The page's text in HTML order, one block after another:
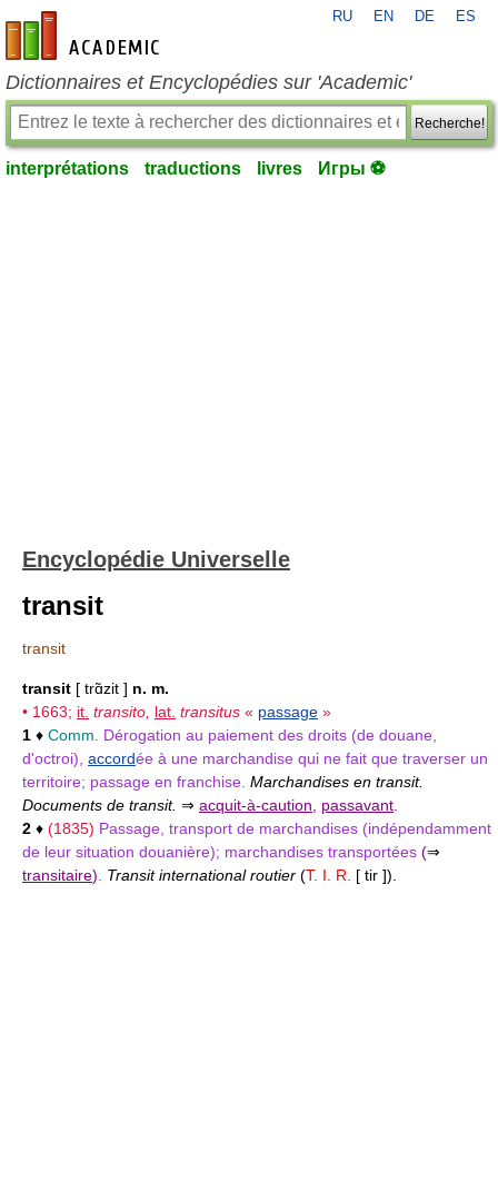
fr-academic.com
RU EN DE ES
Dictionnaires et Encyclopédies sur 'Academic'
Recherche!
interprétations traductions livres Игры ⚽
Encyclopédie Universelle
transit
transit
transit [ trɑ̃zit ] n. m.
• 1663; it. transito, lat. transitus « passage »
1 ♦ Comm.
Dérogation au paiement des droits (de douane,
d'octroi), accordée à une marchandise qui ne fait que traverser un
territoire; passage en franchise. Marchandises en transit.
Documents de transit. ⇒ acquit-à-caution passavant
2 ♦ (1835) Passage, transport de marchandises (indépendamment
de leur situation douanière); marchandises transportées (⇒
transitaire) Transit international routier (T. I. R. [ tir ]).